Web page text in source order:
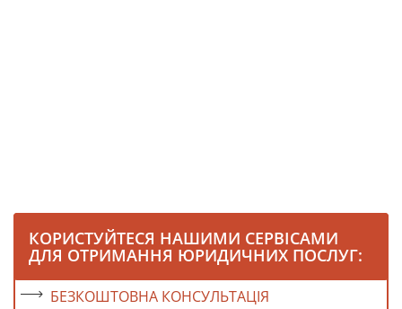
КОРИСТУЙТЕСЯ НАШИМИ СЕРВІСАМИ
ДЛЯ ОТРИМАННЯ ЮРИДИЧНИХ ПОСЛУГ:
БЕЗКОШТОВНА КОНСУЛЬТАЦІЯ